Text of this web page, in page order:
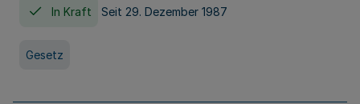
In Kraft Seit 29. Dezember 1987
Gesetz